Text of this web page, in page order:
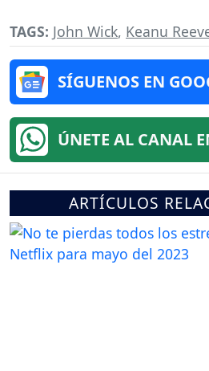
TAGS: John Wick, Keanu
SÍGUENOS EN
ÚNETE AL CANAL
ARTÍCULOS